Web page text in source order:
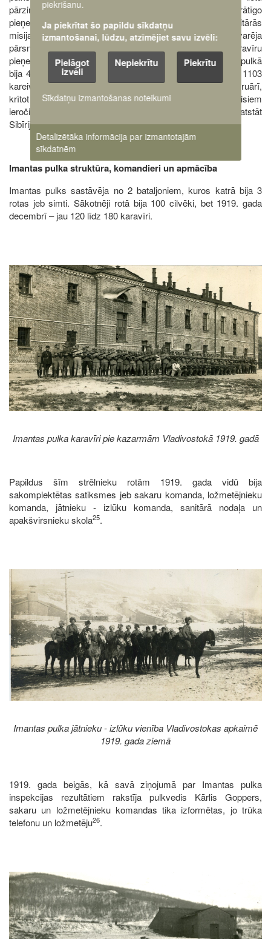
pārzinis izdeva rīkojumu par emisāru darbības un brīvprātīgo
pieņemšanas pārtraukšanu ( tas bija saistīts ar franču militārās
misijas prasību par pulka skaitlisko sastāvu – tas nevarēja
pārsniegt 1000 cilvēku)
. Tomēr Vladivostokā karavīru
pieņemšana pulkā turpinājās. Ja 1918. gada 1. decembrī pulkā
bija 47 kareivji un 12. virsnieki, tad 1920. gada janvārī – 1103
kareivji, 113 apakšvirsnieki un 87 virsnieki. 1920. gada februārī,
krītot A. Kolčaka valdībai, pulku pameta divas rotas ar visiem
ieročiem
. Tie pamatā bija kolonisti, kuri tomēr nevēlējās atstāt
Sibīriju.
Imantas pulka struktūra, komandieri un apmācība
Imantas pulks sastāvēja no 2 bataljoniem, kuros katrā bija 3
rotas jeb simti. Sākotnēji rotā bija 100 cilvēki, bet 1919. gada
decembrī – jau 120 līdz 180 karavīri.
Image
Imantas pulka karavīri pie kazarmām Vladivostokā 1919. gadā
Papildus šīm strēlnieku rotām 1919. gada vidū bija
sakomplektētas satiksmes jeb sakaru komanda, ložmetējnieku
komanda, jātnieku - izlūku komanda, sanitārā nodaļa un
apakšvirsnieku skola25.
Imantas pulka jātnieku - izlūku vienība Vladivostokas apkaimē
1919. gada ziemā
1919. gada beigās, kā savā ziņojumā par Imantas pulka
inspekcijas rezultātiem rakstīja pulkvedis Kārlis Goppers,
sakaru un ložmetējnieku komandas tika izformētas, jo trūka
telefonu un ložmetēju26.
Image
piekrišanu.
Ja piekrītat šo papildu sīkdatņu
izmantošanai, lūdzu, atzīmējiet savu izvēli:
Pielāgot
izvēli
Nepiekrītu Piekrītu
Sīkdatņu izmantošanas noteikumi
Detalizētāka informācija par izmantotajām
sīkdatnēm